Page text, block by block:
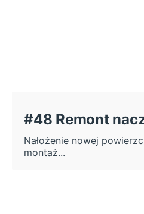
#48 Remont
Nałożenie nowej
montaż...